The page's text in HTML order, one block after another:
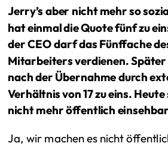
Jerry’s aber nicht mehr so
hat einmal die Quote fünf zu
der CEO darf das Fünffache
Mitarbeiters verdienen. Später
nach der Übernahme durch
Verhältnis von 17 zu eins.
nicht mehr öffentlich
Ja, wir machen es nicht